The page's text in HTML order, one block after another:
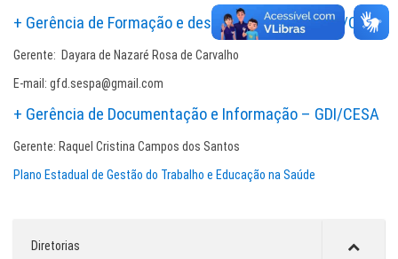
+ Gerência de Formação e desenvolvimento – GFD/CESA
Gerente: Dayara de Nazaré Rosa de Carvalho
E-mail: gfd.sespa@gmail.com
+ Gerência de Documentação e Informação – GDI/CESA
Gerente: Raquel Cristina Campos dos Santos
Plano Estadual de Gestão do Trabalho e Educação na Saúde
Diretorias